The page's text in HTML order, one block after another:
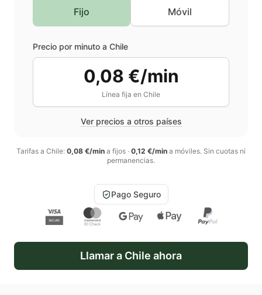
Fijo Móvil
Precio por minuto a Chile
0,08 €/min
Línea fija en Chile
Ver precios a otros países
Tarifas a Chile: 0,08 €/min a fijos · 0,12 €/min a móviles. Sin cuotas ni
permanencias.
Pago Seguro
Llamar a Chile ahora